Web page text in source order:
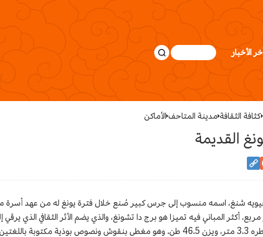
الأخبار
كثافة الثقافة مدينة المتاحف الأماكن
القديمة
شنغ، اسمه منسوب إلى جرس كبير صُنع خلال فترة يونغ له من عهد أسرة
لمعبد دا تشونغ 30 ألف متر مربع. أكثر المباني فيه تميزا هو برج دا تشونغ، والذي يضم الأثر
الكبير". يبلغ ارتفاع الجرس الكبير 6.75 متر، وقُطره 3.3 متر، ويزن 46.5 طن. وهو مغطى